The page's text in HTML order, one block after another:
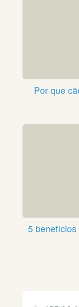
Por que
5